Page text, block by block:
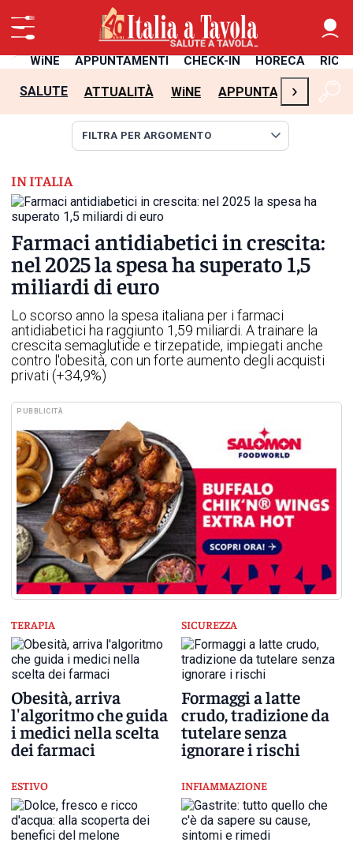
WiNE APPUNTAMENTI CHECK-IN HORECA
SALUTE ATTUALITÀ WiNE APPUNTAMENTI
›
IN ITALIA
Farmaci antidiabetici in crescita:
nel 2025 la spesa ha superato 1,5
miliardi di euro
Lo scorso anno la spesa italiana per i farmaci
antidiabetici ha raggiunto 1,59 miliardi. A trainare la
crescita semaglutide e tirzepatide, impiegati anche
contro l'obesità, con un forte aumento degli acquisti
privati (+34,9%)
PUBBLICITÀ
TERAPIA
Obesità, arriva
l'algoritmo che guida
i medici nella scelta
dei farmaci
SICUREZZA
Formaggi a latte
crudo, tradizione da
tutelare senza
ignorare i rischi
ESTIVO INFIAMMAZIONE